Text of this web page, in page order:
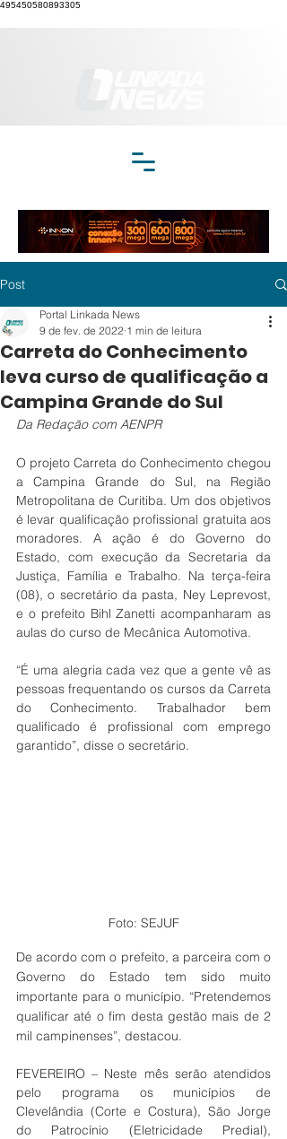
495450580893305
Post
Carreta do Conhecimento
leva curso de qualificação a
Campina Grande do Sul
Portal Linkada News
9 de fev. de 2022 1 min de leitura
Da Redação com AENPR
O projeto Carreta do Conhecimento chegou
a Campina Grande do Sul, na Região
Metropolitana de Curitiba. Um dos objetivos
é levar qualificação profissional gratuita aos
moradores. A ação é do Governo do
Estado, com execução da Secretaria da
Justiça, Família e Trabalho. Na terça-feira
(08), o secretário da pasta, Ney Leprevost,
e o prefeito Bihl Zanetti acompanharam as
aulas do curso de Mecânica Automotiva.
“É uma alegria cada vez que a gente vê as
pessoas frequentando os cursos da Carreta
do Conhecimento. Trabalhador bem
qualificado é profissional com emprego
garantido”, disse o secretário.
Foto: SEJUF
De acordo com o prefeito, a parceira com o
Governo do Estado tem sido muito
importante para o município. “Pretendemos
qualificar até o fim desta gestão mais de 2
mil campinenses”, destacou.
FEVEREIRO – Neste mês serão atendidos
pelo programa os municípios de
Clevelândia (Corte e Costura), São Jorge
do Patrocínio (Eletricidade Predial),